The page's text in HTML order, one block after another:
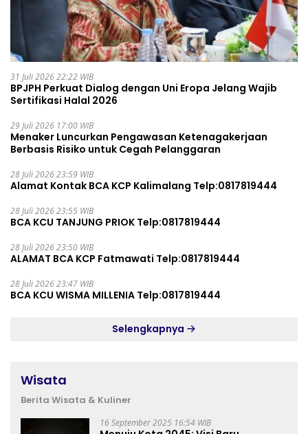
31 Juli 2026 22:22 WIB
BPJPH Perkuat Dialog dengan Uni Eropa Jelang Wajib
Sertifikasi Halal 2026
29 Juli 2026 17:00 WIB
Menaker Luncurkan Pengawasan Ketenagakerjaan
Berbasis Risiko untuk Cegah Pelanggaran
28 Juli 2026 23:59 WIB
Alamat Kontak BCA KCP Kalimalang Telp:0817819444
28 Juli 2026 23:55 WIB
BCA KCU TANJUNG PRIOK Telp:0817819444
28 Juli 2026 23:50 WIB
ALAMAT BCA KCP Fatmawati Telp:0817819444
28 Juli 2026 23:47 WIB
BCA KCU WISMA MILLENIA Telp:0817819444
Selengkapnya
Wisata
Berita Wisata & Kuliner
16 September 2025 16:54 WIB